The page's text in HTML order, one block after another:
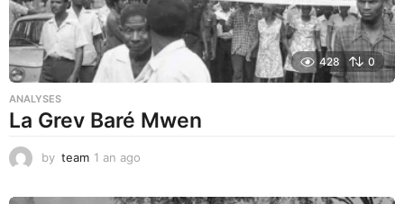
428 0
ANALYSES
La Grev Baré Mwen
by team 1 an ago